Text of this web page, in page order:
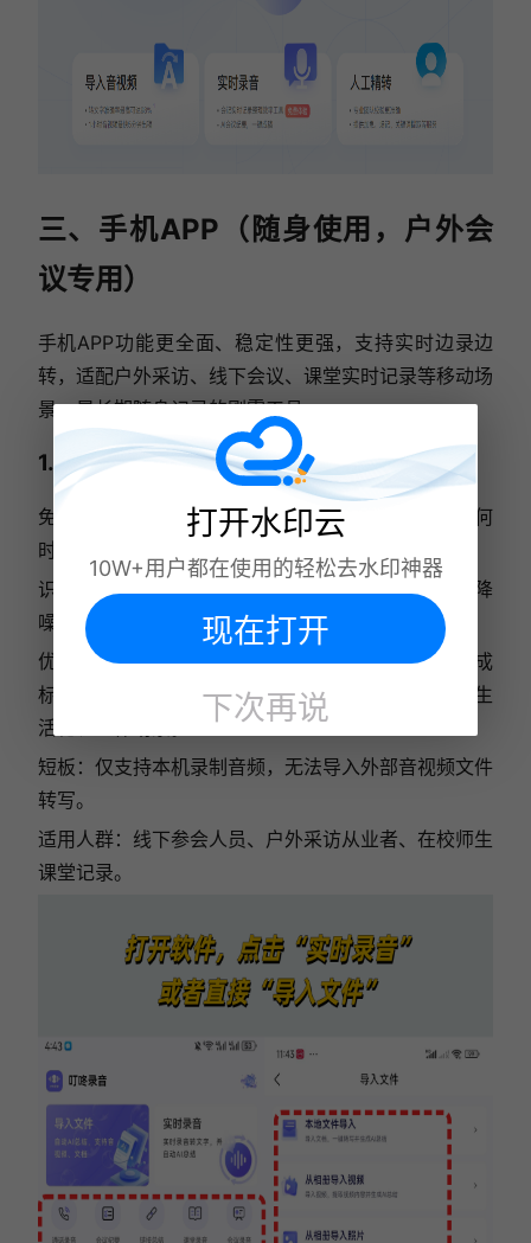
三、手机APP（随身使用，户外会
议专用）
手机APP功能更全面、稳定性更强，支持实时边录边
转，适配户外采访、线下会议、课堂实时记录等移动场
景，是长期随身记录的刚需工具。
1. 叮咚录音APP
免费政策：基础录音、实时转写功能永久免费，无任何
时长限制。
识别准确率：标准普通话识别97%-98%，内置AI降
噪，远距离收音依旧清晰。
优点：主打边录边转，可自动区分多人发言，一键生成
标准化会议纪要，同时支持8种方言识别，适配各类生
活化、工作场景。
短板：仅支持本机录制音频，无法导入外部音视频文件
转写。
适用人群：线下参会人员、户外采访从业者、在校师生
课堂记录。
打开水印云
10W+用户都在使用的轻松去水印神器
现在打开
下次再说